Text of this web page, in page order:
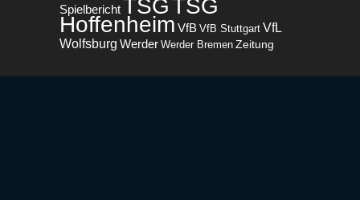
SpielberichtTSGTSG
Hoffenheim VfB VfB Stuttgart VfL
Wolfsburg Werder Werder Bremen Zeitung